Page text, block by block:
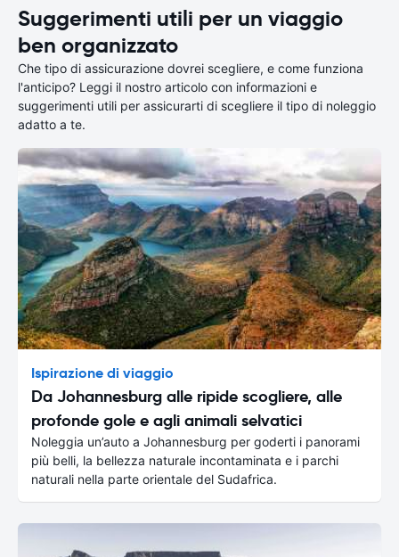
Suggerimenti utili per un viaggio
ben organizzato
Che tipo di assicurazione dovrei scegliere, e come funziona
l'anticipo? Leggi il nostro articolo con informazioni e
suggerimenti utili per assicurarti di scegliere il tipo di noleggio
adatto a te.
Ispirazione di viaggio
Da Johannesburg alle ripide scogliere, alle
profonde gole e agli animali selvatici
Noleggia un’auto a Johannesburg per goderti i panorami
più belli, la bellezza naturale incontaminata e i parchi
naturali nella parte orientale del Sudafrica.